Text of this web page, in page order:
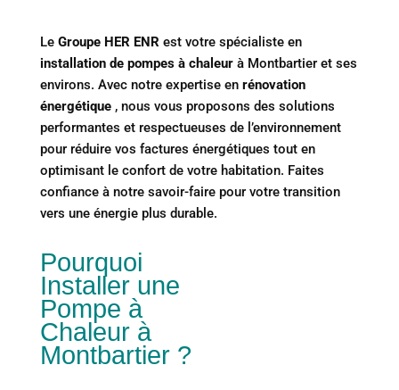
Le Groupe HER ENR est votre spécialiste en
installation de pompes à chaleurà Montbartier et ses
environs. Avec notre expertise en rénovation
énergétique, nous vous proposons des solutions
performantes et respectueuses de l’environnement
pour réduire vos factures énergétiques tout en
optimisant le confort de votre habitation. Faites
confiance à notre savoir-faire pour votre transition
vers une énergie plus durable.
Pourquoi
Installer une
Pompe à
Chaleur à
Montbartier ?